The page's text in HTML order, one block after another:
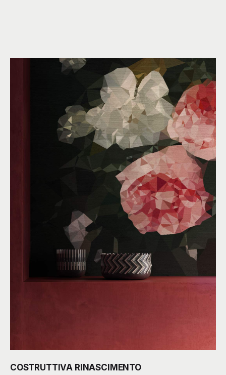
COSTRUTTIVA RINASCIMENTO
Geometrico Figurativo
Nero,
Rosa
More than Wallpaper